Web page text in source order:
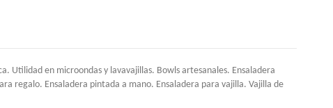
Utilidad en microondas y lavavajillas. Bowls artesanales. Ensaladera
regalo. Ensaladera pintada a mano. Ensaladera para vajilla. Vajilla de